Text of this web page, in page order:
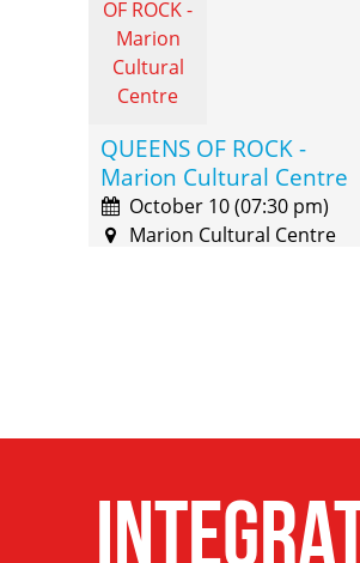
QUEENS OF ROCK -
Marion Cultural Centre
October 10 (07:30 pm)
Marion Cultural Centre
Chaffey Theatre,
Renmark